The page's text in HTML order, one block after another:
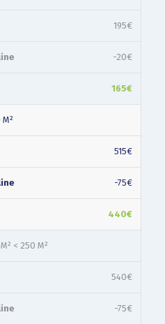
195€
-20€
165€
515€
-75€
440€
< 250 M²
540€
-75€